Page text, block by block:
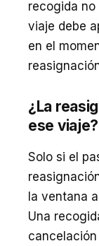
recogida no
viaje debe
en el
¿La
ese viaje?
Solo si el
la ventana
Una